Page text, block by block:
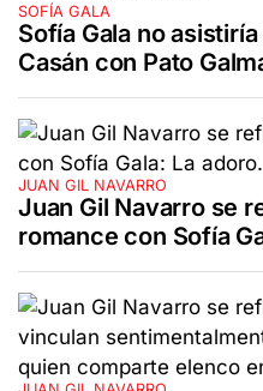
SOFÍA GALA
Sofía Gala no
Casán con Pato
JUAN GIL NAVARRO
Juan Gil Navarro se
romance con Sofía